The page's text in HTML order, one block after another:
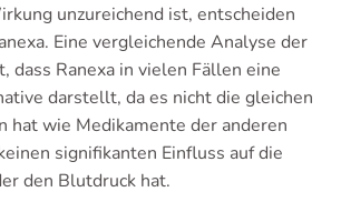
unzureichend ist, entscheiden
Eine vergleichende Analyse der
dass Ranexa in vielen Fällen eine
darstellt, da es nicht die gleichen
hat wie Medikamente der anderen
signifikanten Einfluss auf die
den Blutdruck hat.